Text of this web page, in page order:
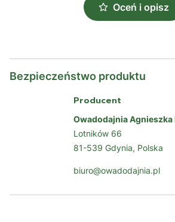
Oceń i opisz
Bezpieczeństwo produktu
Producent
Owadodajnia Agnieszka
Lotników 66
81-539 Gdynia, Polska
biuro@owadodajnia.pl